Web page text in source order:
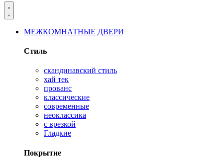
МЕЖКОМНАТНЫЕ ДВЕРИ
Стиль
скандинавский стиль
хай тек
прованс
классические
современные
неоклассика
с врезкой
Гладкие
Покрытие